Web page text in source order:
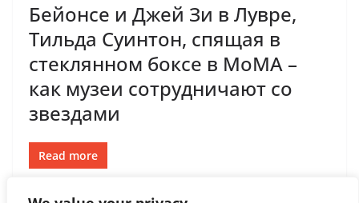
Бейонсе и Джей Зи в Лувре,
Тильда Суинтон, спящая в
стеклянном боксе в MoMA –
как музеи сотрудничают со
звездами
Read more